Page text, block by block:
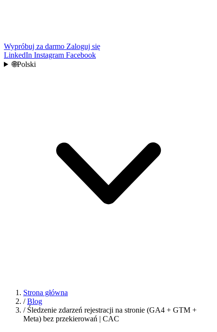
Wypróbuj za darmo Zaloguj się
LinkedIn Instagram Facebook
🌐Polski
Strona główna
/ Blog
/ Śledzenie zdarzeń rejestracji na stronie (GA4 + GTM +
Meta) bez przekierowań | CAC